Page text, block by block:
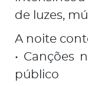
de luzes,
A noite
• Canções
público